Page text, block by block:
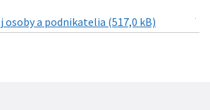
osoby a podnikatelia (517,0 kB)